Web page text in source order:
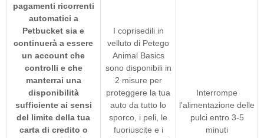
pagamenti ricorrenti
automatici a
Petbucket sia e
continuerà a essere
un account che
controlli e che
manterrai una
disponibilità
sufficiente ai sensi
del limite della tua
carta di credito o
I coprisedili in
velluto di Petego
Animal Basics
sono disponibili in
2 misure per
proteggere la tua
auto da tutto lo
sporco, i peli, le
fuoriuscite e i
Interrompe
l'alimentazione delle
pulci entro 3-5
minuti